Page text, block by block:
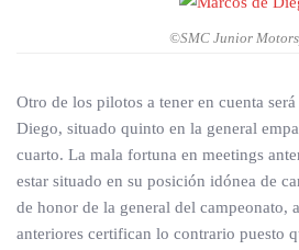
©SMC Junior
Otro de los pilotos a tener en cuenta
Diego, situado quinto en la general
cuarto. La mala fortuna en meetings
estar situado en su posición idónea de
de honor de la general del campeonato,
anteriores certifican lo contrario puesto